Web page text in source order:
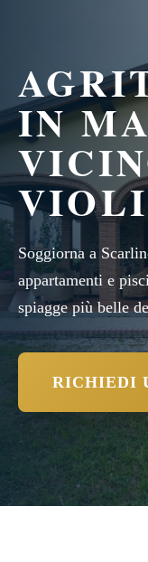
IN
Soggiorna a
appartamenti e
spiagge più belle
RICHIEDI